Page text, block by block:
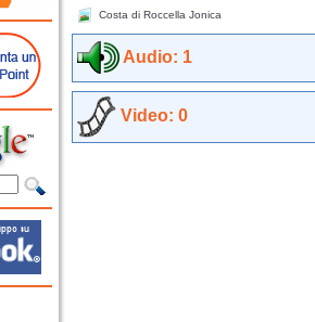
Costa di Roccella Jonica
Audio: 1
Video: 0